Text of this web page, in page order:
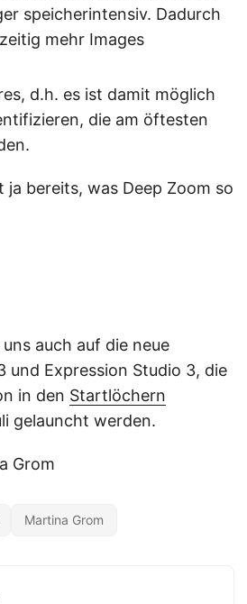
speicherintensiv. Dadurch
mehr Images
d.h. es ist damit möglich
die am öftesten
ja bereits, was Deep Zoom so
auch auf die neue
und Expression Studio 3, die
in den Startlöchern
gelauncht werden.
Grom
Martina Grom